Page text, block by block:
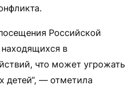
Российской
в
что может угрожать
детей“, — отметила